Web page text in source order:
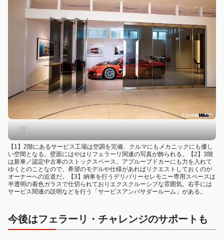
【3】
【1】2階にあるサービス工場は空調を完備、クルマにもメカニックにも優し
い空間となる。壁面にはやはりフェラーリ関連の写真が飾られる。【2】3階
は新車／認定中古車のストックスペース。アプルーブドカーにも力を入れて
ゆくとのことなので、希望のモデルや仕様があればリクエストしておくのが
オーナーへの近道だ。【3】納車を行うデリバリーセレモニー専用スペースは
半透明の着色ガラスで仕切られておりエクスクルーシブな雰囲気。右手には
サービス関連の説明などを行う「サービスアンバサダールーム」がある。
今後はフェラーリ・チャレンジのサポートも